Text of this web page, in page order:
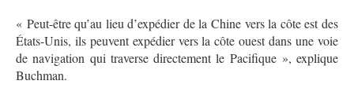
« Peut-être qu’au lieu d’expédier de la Chine vers la côte est des
États-Unis, ils peuvent expédier vers la côte ouest dans une voie
de navigation qui traverse directement le Pacifique », explique
Buchman.